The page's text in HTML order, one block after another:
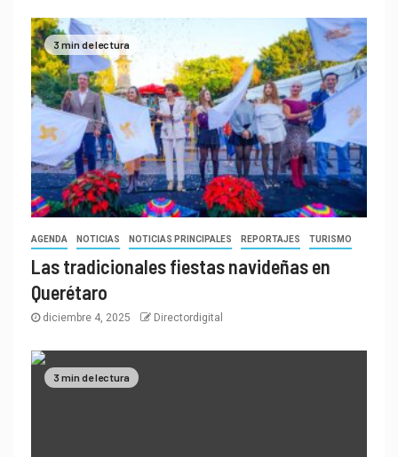
3 min de lectura
AGENDA NOTICIAS NOTICIAS PRINCIPALES REPORTAJES TURISMO
Las tradicionales fiestas navideñas en
Querétaro
diciembre 4, 2025 Directordigital
3 min de lectura